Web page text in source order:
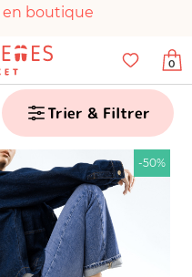
en boutique
sécurisé
en parfait état
0
Trier & Filtrer
-50%